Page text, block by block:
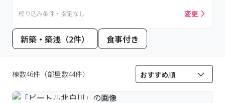
絞り込み条件・指定なし 変更
新築・築浅（2件） 食事付き
棟数46件（部屋数44件）